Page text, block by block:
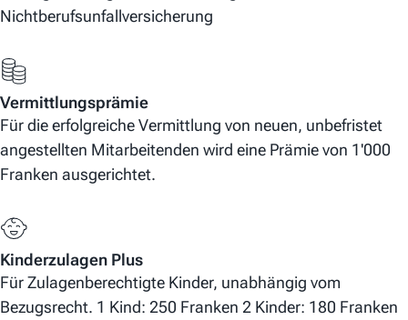
Nichtberufsunfallversicherung
Vermittlungsprämie
Für die erfolgreiche Vermittlung von neuen, unbefristet
angestellten Mitarbeitenden wird eine Prämie von 1'000
Franken ausgerichtet.
Kinderzulagen Plus
Für Zulagenberechtigte Kinder, unabhängig vom
Bezugsrecht. 1 Kind: 250 Franken 2 Kinder: 180 Franken